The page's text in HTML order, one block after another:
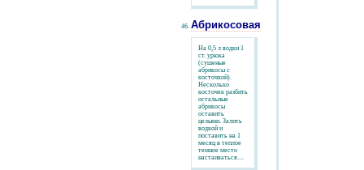
Абрикосовая
На 0,5 л водки 1
ст. урюка
(сушеные
абрикосы с
косточкой).
Несколько
косточек разбить
остальные
абрикосы
оставить
целыми. Залить
водкой и
поставить на 1
месяц в теплое
темное место
настаиваться....